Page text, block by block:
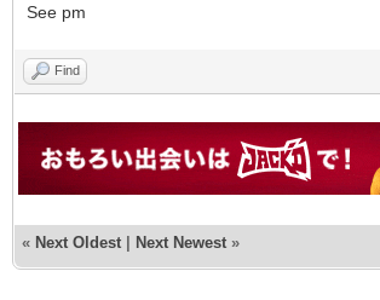
See pm
Find
« Next Oldest | Next Newest »